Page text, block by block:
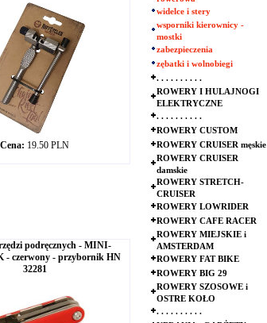
Cena: 19.50 PLN
podręcznych - MINI-
- czerwony - przybornik HN
32281
widelce i stery
wsporniki kierownicy -
mostki
zabezpieczenia
zębatki i wolnobiegi
. . . . . . . . . .
ROWERY I HULAJNOGI
ELEKTRYCZNE
. . . . . . . . . .
ROWERY CUSTOM
ROWERY CRUISER męskie
ROWERY CRUISER
damskie
ROWERY STRETCH-
CRUISER
ROWERY LOWRIDER
ROWERY CAFE RACER
ROWERY MIEJSKIE i
AMSTERDAM
ROWERY FAT BIKE
ROWERY BIG 29
ROWERY SZOSOWE i
OSTRE KOŁO
. . . . . . . . . .